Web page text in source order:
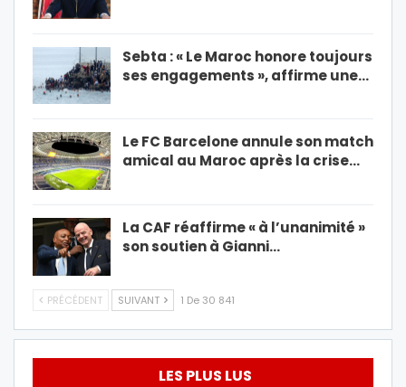
Sebta : « Le Maroc honore toujours
ses engagements », affirme une…
Le FC Barcelone annule son match
amical au Maroc après la crise…
La CAF réaffirme « à l’unanimité »
son soutien à Gianni…
PRÉCÉDENT SUIVANT 1 De 30 841
LES PLUS LUS